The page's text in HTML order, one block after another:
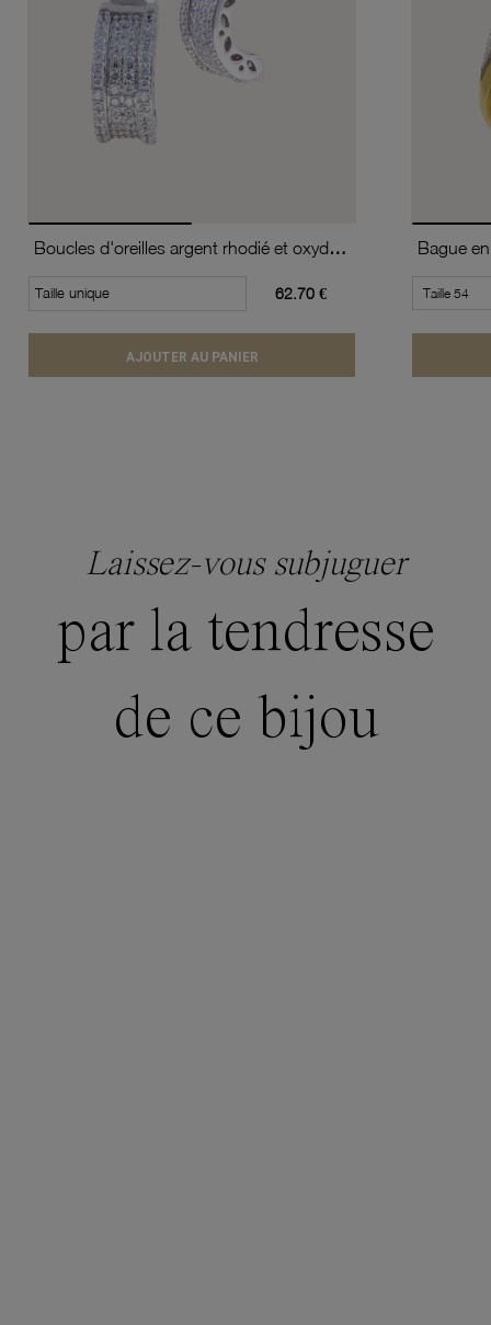
Boucles d'oreilles argent rhodié et oxydes de zirconium
Taille unique 62.70 €
AJOUTER AU PANIER
Laissez-vous subjuguer
par la tendresse
de ce bijou